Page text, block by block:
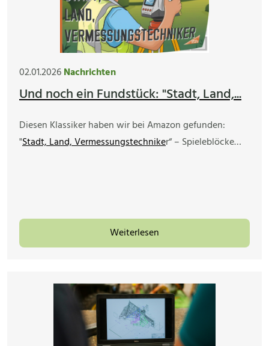
02.01.2026Nachrichten
Und noch ein Fundstück: "Stadt, Land,...
Diesen Klassiker haben wir bei Amazon gefunden:
"Stadt, Land, Vermessungstechniker“ – Spieleblöcke…
Weiterlesen